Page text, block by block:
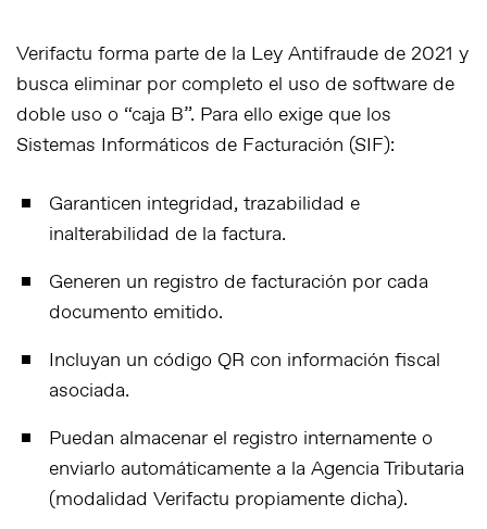
Verifactu forma parte de la Ley Antifraude de 2021 y
busca eliminar por completo el uso de software de
doble uso o “caja B”. Para ello exige que los
Sistemas Informáticos de Facturación (SIF):
Garanticen integridad, trazabilidad e
inalterabilidad de la factura.
Generen un registro de facturación por cada
documento emitido.
Incluyan un código QR con información fiscal
asociada.
Puedan almacenar el registro internamente o
enviarlo automáticamente a la Agencia Tributaria
(modalidad Verifactu propiamente dicha).